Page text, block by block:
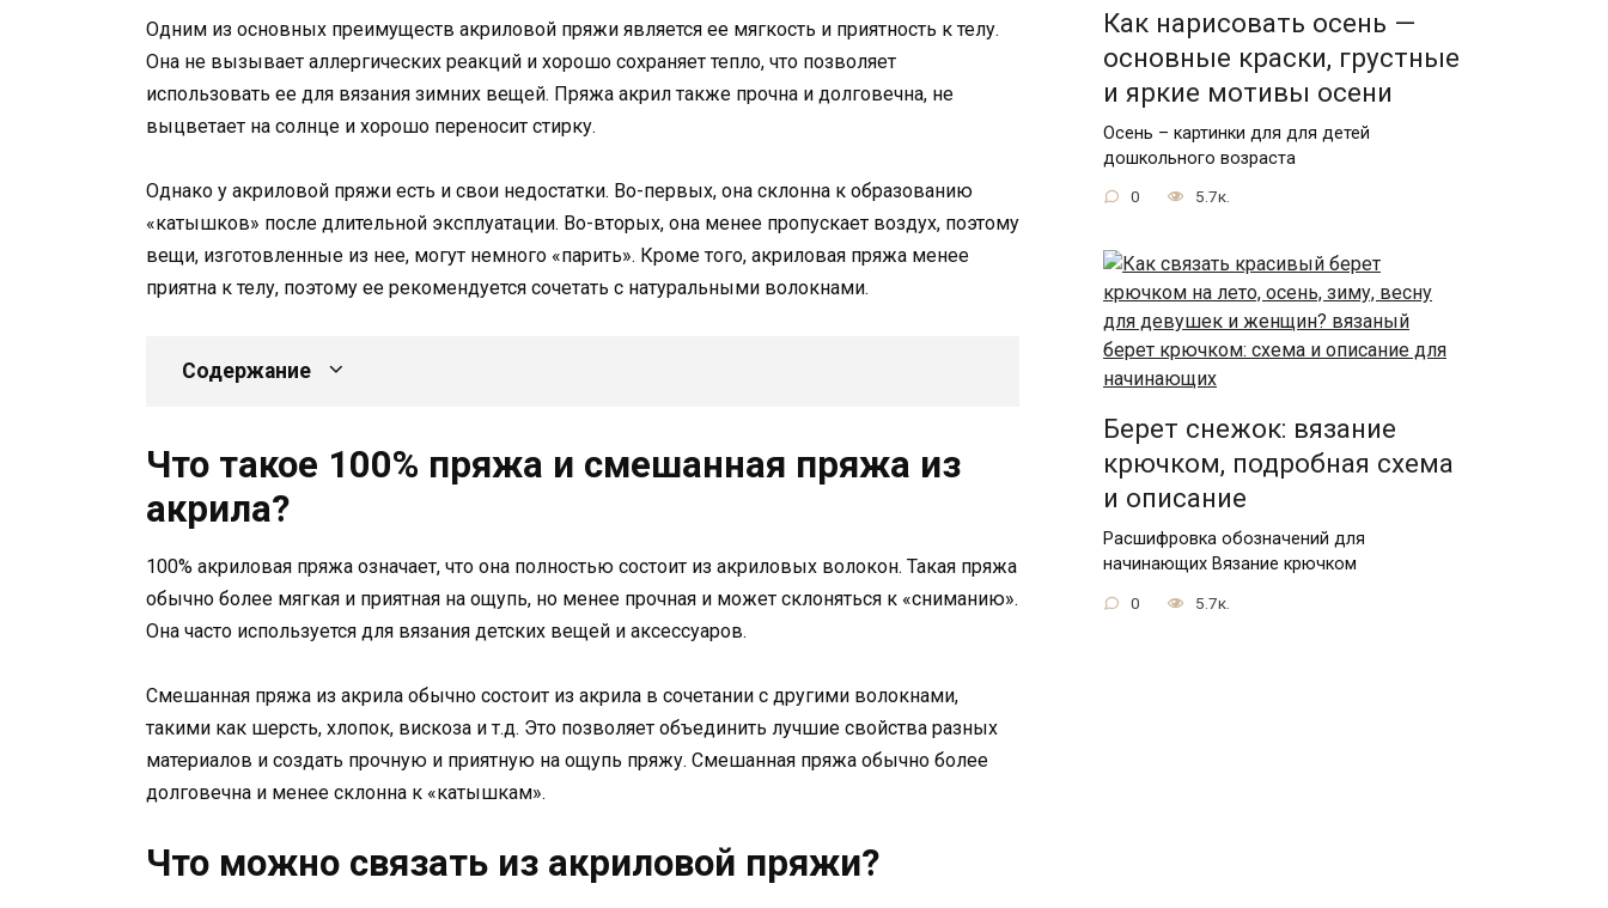
Одним из основных преимуществ акриловой пряжи является ее мягкость и приятность к телу.
Она не вызывает аллергических реакций и хорошо сохраняет тепло, что позволяет
использовать ее для вязания зимних вещей. Пряжа акрил также прочна и долговечна, не
выцветает на солнце и хорошо переносит стирку.
Однако у акриловой пряжи есть и свои недостатки. Во-первых, она склонна к образованию
«катышков» после длительной эксплуатации. Во-вторых, она менее пропускает воздух, поэтому
вещи, изготовленные из нее, могут немного «парить». Кроме того, акриловая пряжа менее
приятна к телу, поэтому ее рекомендуется сочетать с натуральными волокнами.
Содержание
Что такое 100% пряжа и смешанная пряжа из
акрила?
100% акриловая пряжа означает, что она полностью состоит из акриловых волокон. Такая пряжа
обычно более мягкая и приятная на ощупь, но менее прочная и может склоняться к «сниманию».
Она часто используется для вязания детских вещей и аксессуаров.
Смешанная пряжа из акрила обычно состоит из акрила в сочетании с другими волокнами,
такими как шерсть, хлопок, вискоза и т.д. Это позволяет объединить лучшие свойства разных
материалов и создать прочную и приятную на ощупь пряжу. Смешанная пряжа обычно более
долговечна и менее склонна к «катышкам».
Что можно связать из акриловой пряжи?
Как нарисовать осень —
основные краски, грустные
и яркие мотивы осени
Осень – картинки для для детей
дошкольного возраста
0 5.7к.
Берет снежок: вязание
крючком, подробная схема
и описание
Расшифровка обозначений для
начинающих Вязание крючком
0 5.7к.